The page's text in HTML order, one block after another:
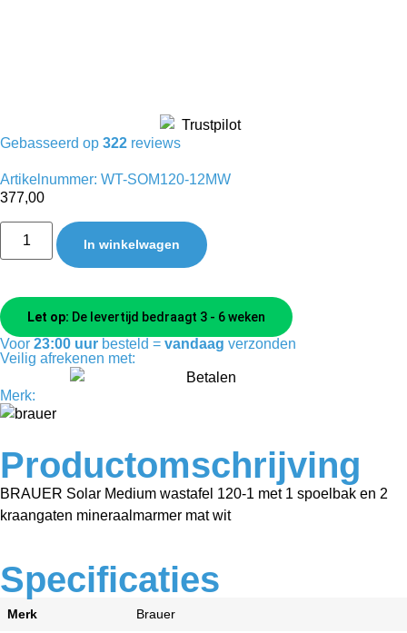
Gebasseerd op 322 reviews
Artikelnummer: WT-SOM120-12MW
377,00
In winkelwagen
Let op: De levertijd bedraagt 3 - 6 weken
Voor 23:00 uur besteld = vandaag verzonden
Veilig afrekenen met:
Merk:
Productomschrijving
BRAUER Solar Medium wastafel 120-1 met 1 spoelbak en 2
kraangaten mineraalmarmer mat wit
Specificaties
Merk Brauer